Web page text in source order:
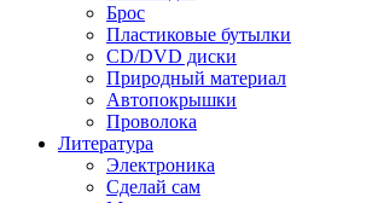
Брос
Пластиковые бутылки
CD/DVD диски
Природный материал
Автопокрышки
Проволока
Литература
Электроника
Сделай сам